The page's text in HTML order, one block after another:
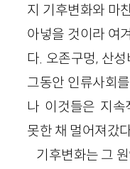
지 기후변화와 마
아넣을 것이라 여
다. 오존구멍, 산
그동안 인류사회
나 이것들은 지속
못한 채 멀어져갔
기후변화는 그